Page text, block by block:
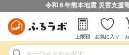
令和８年熊本地震 災害支援
上限額 お気に入り